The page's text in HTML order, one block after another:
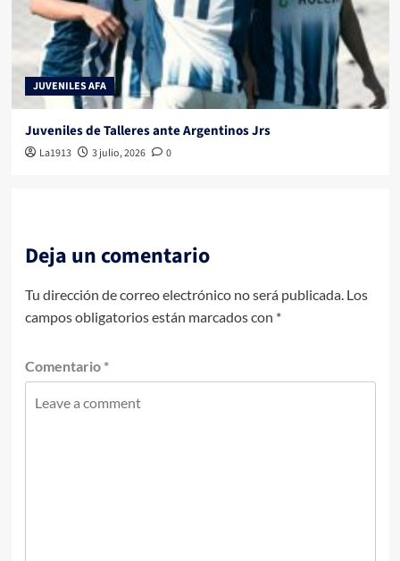
JUVENILES AFA
Juveniles de Talleres ante Argentinos Jrs
La1913 3 julio, 2026 0
Deja un comentario
Tu dirección de correo electrónico no será publicada. Los
campos obligatorios están marcados con *
Comentario *